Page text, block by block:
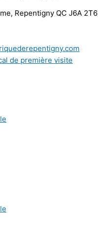
Repentigny QC J6A 2T6
de première visite